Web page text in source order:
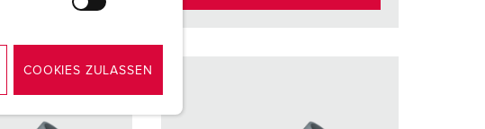
COOKIES ZULASSEN